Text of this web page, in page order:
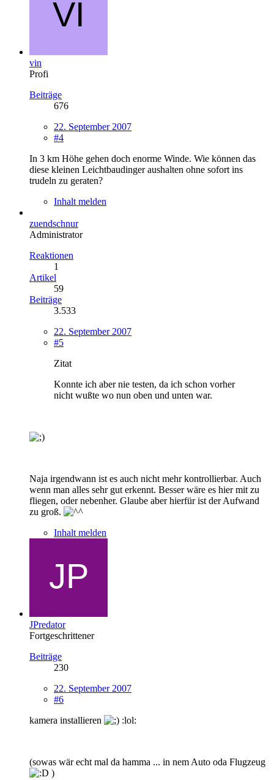
vin
Profi
Beiträge
676
22. September 2007
#4
In 3 km Höhe gehen doch enorme Winde. Wie können das
diese kleinen Leichtbaudinger aushalten ohne sofort ins
trudeln zu geraten?
Inhalt melden
zuendschnur
Administrator
Reaktionen
1
Artikel
59
Beiträge
3.533
22. September 2007
#5
Zitat
Konnte ich aber nie testen, da ich schon vorher
nicht wußte wo nun oben und unten war.
Naja irgendwann ist es auch nicht mehr kontrollierbar. Auch
wenn man alles sehr gut erkennt. Besser wäre es hier mit zu
fliegen, oder nebenher. Glaube aber hierfür ist der Aufwand
zu groß.
Inhalt melden
JPredator
Fortgeschrittener
Beiträge
230
22. September 2007
#6
kamera installieren
:lol:
(sowas wär echt mal da hamma ... in nem Auto oda Flugzeug
)